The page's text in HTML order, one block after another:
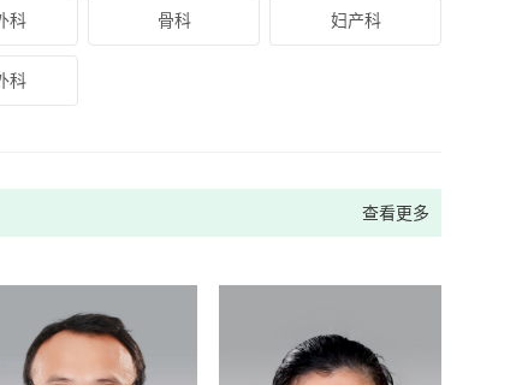
科 骨科 妇产科
科
查看更多